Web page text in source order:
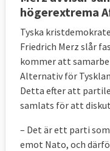
högerextrema
Tyska
Friedrich Merz slår
kommer att
Alternativ för
Detta efter att
samlats för att
– Det är ett parti
emot Nato, och